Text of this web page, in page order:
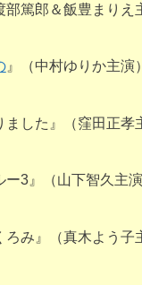
部篤郎＆飯豊まりえ
』（中村ゆりか主演
ました』（窪田正孝
ー3』（山下智久主
ろみ』（真木よう子